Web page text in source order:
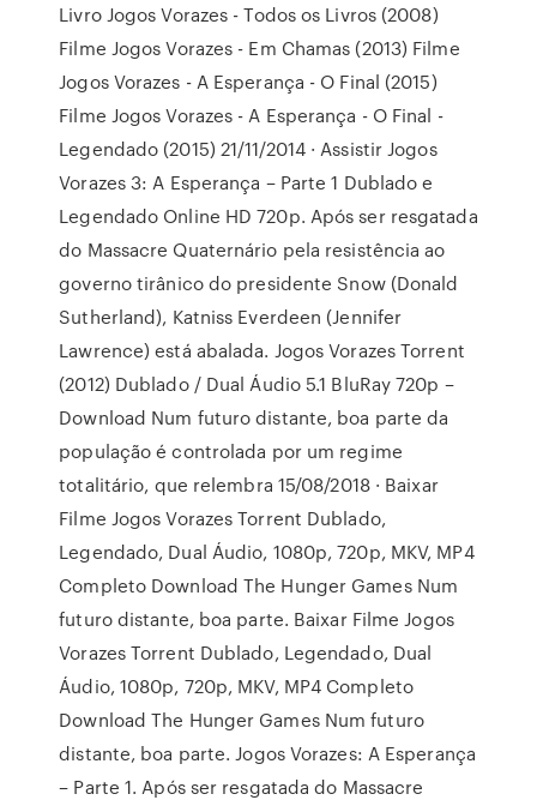
Livro Jogos Vorazes - Todos os Livros (2008)
Filme Jogos Vorazes - Em Chamas (2013) Filme
Jogos Vorazes - A Esperança - O Final (2015)
Filme Jogos Vorazes - A Esperança - O Final -
Legendado (2015) 21/11/2014 · Assistir Jogos
Vorazes 3: A Esperança – Parte 1 Dublado e
Legendado Online HD 720p. Após ser resgatada
do Massacre Quaternário pela resistência ao
governo tirânico do presidente Snow (Donald
Sutherland), Katniss Everdeen (Jennifer
Lawrence) está abalada. Jogos Vorazes Torrent
(2012) Dublado / Dual Áudio 5.1 BluRay 720p –
Download Num futuro distante, boa parte da
população é controlada por um regime
totalitário, que relembra 15/08/2018 · Baixar
Filme Jogos Vorazes Torrent Dublado,
Legendado, Dual Áudio, 1080p, 720p, MKV, MP4
Completo Download The Hunger Games Num
futuro distante, boa parte. Baixar Filme Jogos
Vorazes Torrent Dublado, Legendado, Dual
Áudio, 1080p, 720p, MKV, MP4 Completo
Download The Hunger Games Num futuro
distante, boa parte. Jogos Vorazes: A Esperança
– Parte 1. Após ser resgatada do Massacre